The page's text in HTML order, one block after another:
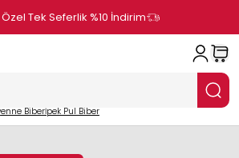
Tek Seferlik %10 İndirim
Biberİpek Pul Biber